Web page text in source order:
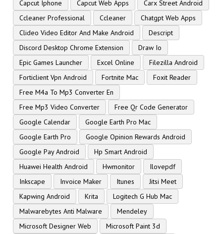
Capcut Iphone
Capcut Web Apps
Carx Street Android
Ccleaner Professional
Ccleaner
Chatgpt Web Apps
Clideo Video Editor And Make Android
Descript
Discord Desktop Chrome Extension
Draw Io
Epic Games Launcher
Excel Online
Filezilla Android
Forticlient Vpn Android
Fortnite Mac
Foxit Reader
Free M4a To Mp3 Converter En
Free Mp3 Video Converter
Free Qr Code Generator
Google Calendar
Google Earth Pro Mac
Google Earth Pro
Google Opinion Rewards Android
Google Pay Android
Hp Smart Android
Huawei Health Android
Hwmonitor
Ilovepdf
Inkscape
Invoice Maker Itunes
Jitsi Meet
Kapwing Android
Krita
Logitech G Hub Mac
Malwarebytes Anti Malware
Mendeley
Microsoft Designer Web
Microsoft Paint 3d